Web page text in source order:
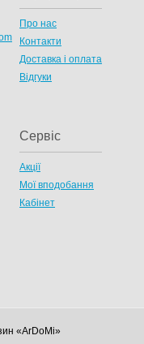
Про нас
Контакти
Доставка і оплата
Відгуки
Сервіс
Акції
Мої вподобання
Кабінет
«ArDoMi»